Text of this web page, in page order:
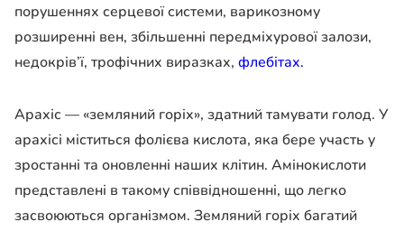
порушеннях серцевої системи, варикозному
розширенні вен, збільшенні передміхурової залози,
недокрів’ї, трофічних виразках, флебітах.
Арахіс — «земляний горіх», здатний тамувати голод. У
арахісі міститься фолієва кислота, яка бере участь у
зростанні та оновленні наших клітин. Амінокислоти
представлені в такому співвідношенні, що легко
засвоюються організмом. Земляний горіх багатий